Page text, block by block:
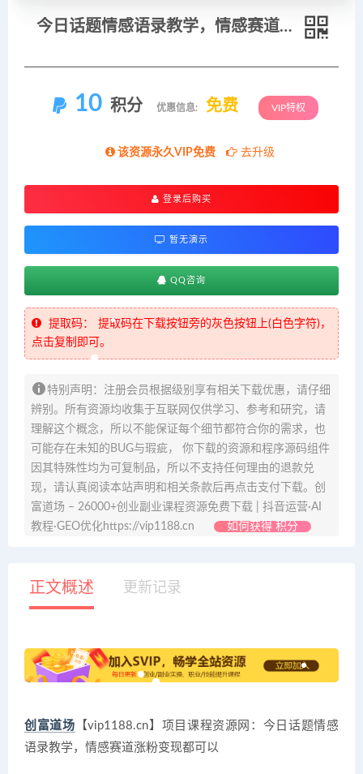
今日话题情感语录教学，情感赛道涨粉变现都可以
10 积分 优惠信息: 免费 VIP特权
该资源永久VIP免费 去升级
登录后购买
暂无演示
QQ咨询
提取码：
提取码在下载按钮旁的灰色按钮上(白色字符)，
点击复制即可。
特别声明：注册会员根据级别享有相关下载优惠，请仔细
辨别。所有资源均收集于互联网仅供学习、参考和研究，请
理解这个概念，所以不能保证每个细节都符合你的需求，也
可能存在未知的BUG与瑕疵， 你下载的资源和程序源码组件
因其特殊性均为可复制品，所以不支持任何理由的退款兑
现，请认真阅读本站声明和相关条款后再点击支付下载。创
富道场 – 26000+创业副业课程资源免费下载 | 抖音运营·AI
教程·GEO优化https://vip1188.cn
如何获得 积分
正文概述 更新记录
创富道场 【vip1188.cn】项目课程资源网：今日话题情感
语录教学，情感赛道涨粉变现都可以